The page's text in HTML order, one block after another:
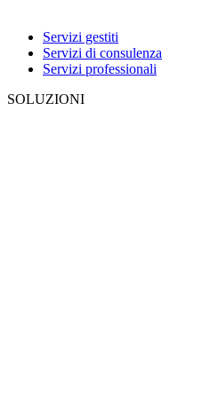
Servizi gestiti
Servizi di consulenza
Servizi professionali
SOLUZIONI